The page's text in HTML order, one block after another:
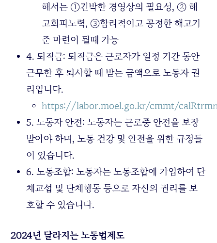
해서는 ①긴박한 경영상의 필요성, ② 해
고회피노력, ③합리적이고 공정한 해고기
준 마련이 될때 가능
4. 퇴직금: 퇴직금은 근로자가 일정 기간 동안
근무한 후 퇴사할 때 받는 금액으로 노동자 권
리입니다.
https://labor.moel.go.kr/cmmt/
5. 노동자 안전: 노동자는 근로중 안전을 보장
받아야 하며, 노동 건강 및 안전을 위한 규정들
이 있습니다.
6. 노동조합: 노동자는 노동조합에 가입하여 단
체교섭 및 단체행동 등으로 자신의 권리를 보
호할 수 있습니다.
2024년 달라지는 노동법제도